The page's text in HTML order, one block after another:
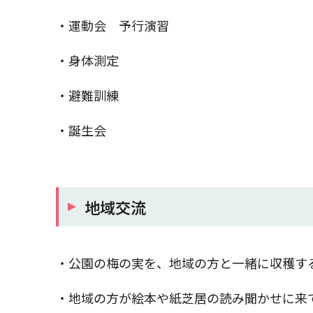
・運動会 予行演習
・身体測定
・避難訓練
・誕生会
地域交流
・公園の梅の実を、地域の方と一緒に収穫す
・地域の方が絵本や紙芝居の読み聞かせに来